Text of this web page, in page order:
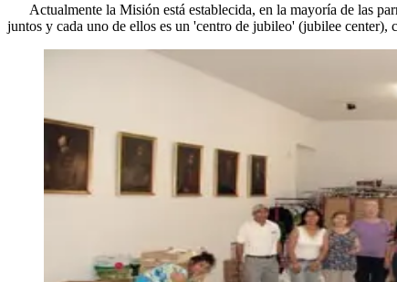
Actualmente la Misión está establecida, en la mayoría de las
juntos y cada uno de ellos es un 'centro de jubileo' (jubilee center),